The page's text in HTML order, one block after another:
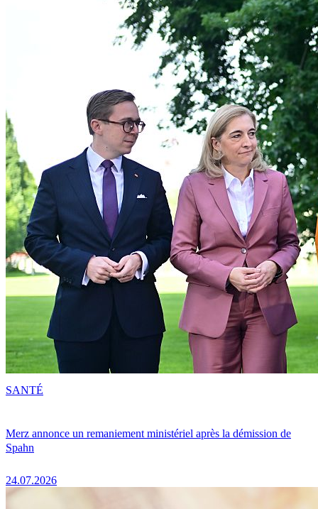
Merz annonce un remaniement ministériel après la démission de
Spahn
24.07.2026
SANTÉ